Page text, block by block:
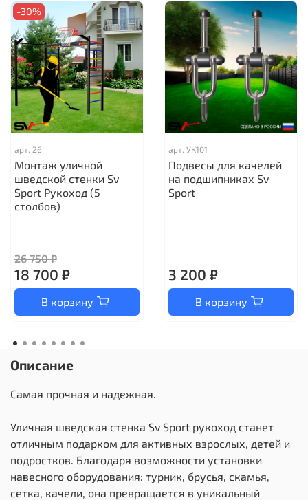
-30%
арт. 26
Монтаж уличной
шведской стенки Sv
Sport Рукоход (5
столбов)
26 750 ₽
18 700 ₽
В корзину
арт. УК101
Подвесы для качелей
на подшипниках Sv
Sport
3 200 ₽
В корзину
Описание
Самая прочная и надежная.
Уличная шведская стенка Sv Sport рукоход станет
отличным подарком для активных взрослых, детей и
подростков. Благодаря возможности установки
навесного оборудования: турник, брусья, скамья,
сетка, качели, она превращается в уникальный